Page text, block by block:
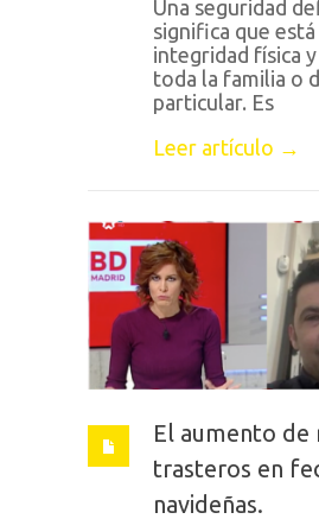
Una seguridad
significa que
integridad física
toda la familia o
particular. Es
Leer artículo →
El aumento de
trasteros en
navideñas.